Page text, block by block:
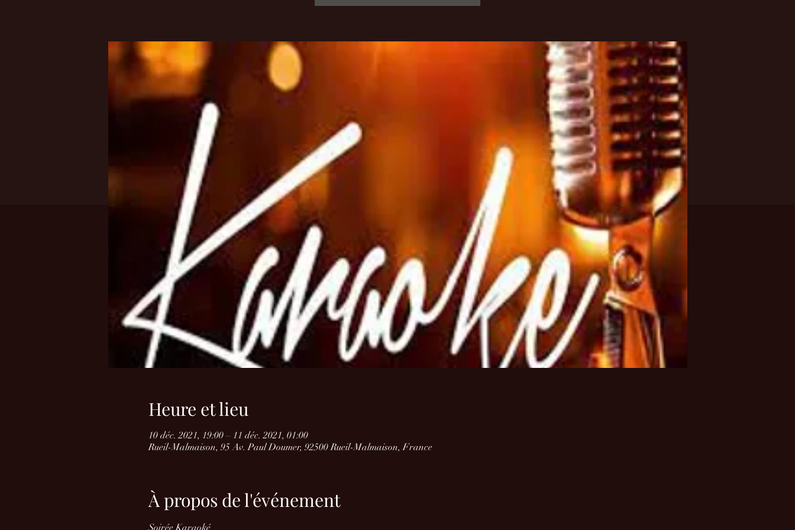
Heure et lieu
10 déc. 2021, 19:00 – 11 déc. 2021, 01:00
Rueil-Malmaison, 95 Av. Paul Doumer, 92500 Rueil-Malmaison, France
À propos de l'événement
Soirée Karaoké